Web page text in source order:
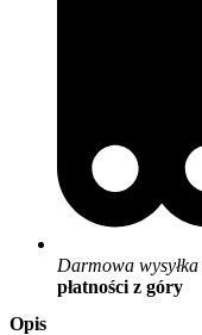
Darmowa wysyłka
płatności z góry
Opis